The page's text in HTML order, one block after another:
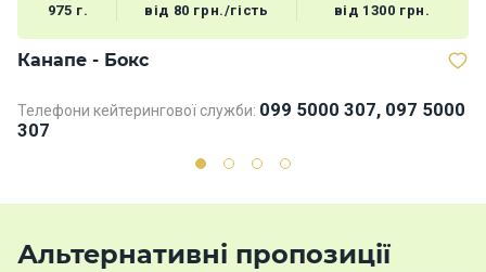
975 г. від 80 грн./гість від 1300 грн.
Канапе - Бокс
Телефони кейтерингової служби: 099 5000 307, 097 5000
307
Альтернативні пропозиції